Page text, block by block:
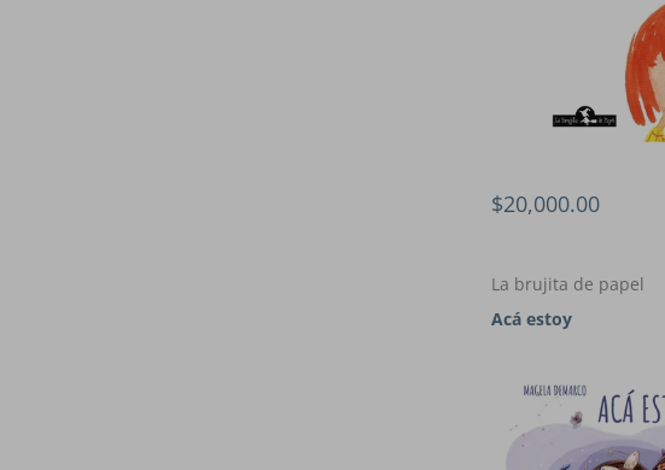
$20,000.00
La brujita de papel
Acá estoy